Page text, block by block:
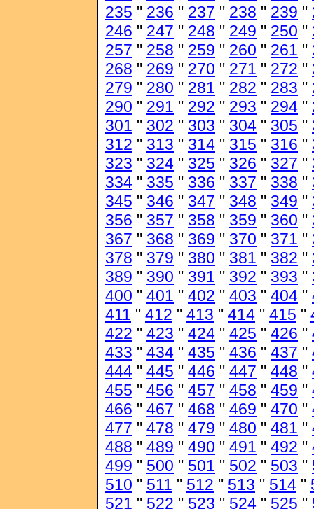
235 " 236 " 237 " 238 " 239 "
246 " 247 " 248 " 249 " 250 "
257 " 258 " 259 " 260 " 261 "
268 " 269 " 270 " 271 " 272 "
279 " 280 " 281 " 282 " 283 "
290 " 291 " 292 " 293 " 294 "
301 " 302 " 303 " 304 " 305 "
312 " 313 " 314 " 315 " 316 "
323 " 324 " 325 " 326 " 327 "
334 " 335 " 336 " 337 " 338 "
345 " 346 " 347 " 348 " 349 "
356 " 357 " 358 " 359 " 360 "
367 " 368 " 369 " 370 " 371 "
378 " 379 " 380 " 381 " 382 "
389 " 390 " 391 " 392 " 393 "
400 " 401 " 402 " 403 " 404 "
411 " 412 " 413 " 414 " 415 "
422 " 423 " 424 " 425 " 426 "
433 " 434 " 435 " 436 " 437 "
444 " 445 " 446 " 447 " 448 "
455 " 456 " 457 " 458 " 459 "
466 " 467 " 468 " 469 " 470 "
477 " 478 " 479 " 480 " 481 "
488 " 489 " 490 " 491 " 492 "
499 " 500 " 501 " 502 " 503 "
510 " 511 " 512 " 513 " 514 "
521 " 522 " 523 " 524 " 525 "